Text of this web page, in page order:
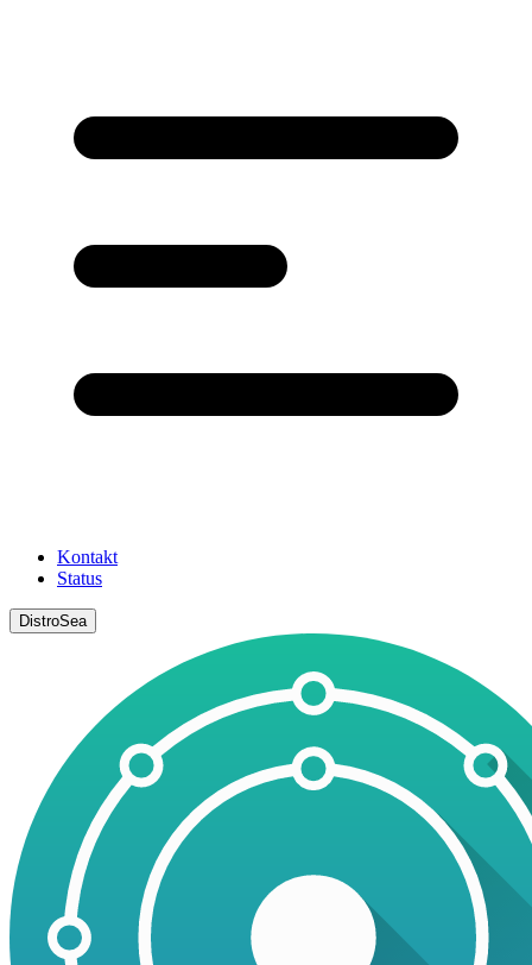
Kontakt
Status
DistroSea